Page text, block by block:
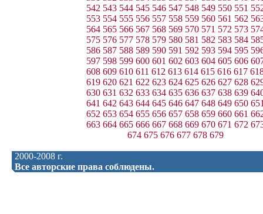
542 543 544 545 546 547 548 549 550 551
553 554 555 556 557 558 559 560 561 562
564 565 566 567 568 569 570 571 572 573
575 576 577 578 579 580 581 582 583 584
586 587 588 589 590 591 592 593 594 595
597 598 599 600 601 602 603 604 605 606
608 609 610 611 612 613 614 615 616 617
619 620 621 622 623 624 625 626 627 628
630 631 632 633 634 635 636 637 638 639
641 642 643 644 645 646 647 648 649 650
652 653 654 655 656 657 658 659 660 661
663 664 665 666 667 668 669 670 671 672
674 675 676 677 678 679
2000-2008 г.
Все авторские права соблюдены.